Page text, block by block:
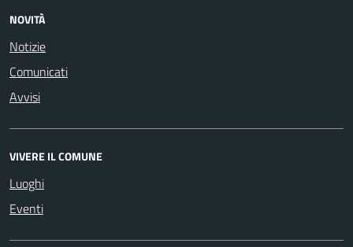
NOVITÀ
Notizie
Comunicati
Avvisi
VIVERE IL COMUNE
Luoghi
Eventi